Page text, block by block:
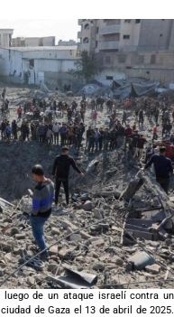
de un ataque israelí contra un
de Gaza el 13 de abril de 2025.